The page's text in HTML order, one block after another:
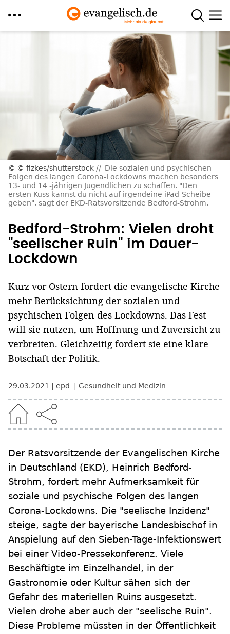
© fizkes/shutterstock
Die sozialen und psychischen
Folgen des langen Corona-Lockdowns machen besonders
13- und 14 -jährigen Jugendlichen zu schaffen. "Den
ersten Kuss kannst du nicht auf irgendeine iPad-Scheibe
geben", sagt der EKD-Ratsvorsitzende Bedford-Strohm.
Bedford-Strohm: Vielen droht
"seelischer Ruin" im Dauer-
Lockdown
Kurz vor Ostern fordert die evangelische Kirche
mehr Berücksichtung der sozialen und
psychischen Folgen des Lockdowns. Das Fest
will sie nutzen, um Hoffnung und Zuversicht zu
verbreiten. Gleichzeitig fordert sie eine klare
Botschaft der Politik.
29.03.2021 epd Gesundheit und Medizin
Der Ratsvorsitzende der Evangelischen Kirche
in Deutschland (EKD), Heinrich Bedford-
Strohm, fordert mehr Aufmerksamkeit für
soziale und psychische Folgen des langen
Corona-Lockdowns. Die "seelische Inzidenz"
steige, sagte der bayerische Landesbischof in
Anspielung auf den Sieben-Tage-Infektionswert
bei einer Video-Pressekonferenz. Viele
Beschäftigte im Einzelhandel, in der
Gastronomie oder Kultur sähen sich der
Gefahr des materiellen Ruins ausgesetzt.
Vielen drohe aber auch der "seelische Ruin".
Diese Probleme müssten in der Öffentlichkeit